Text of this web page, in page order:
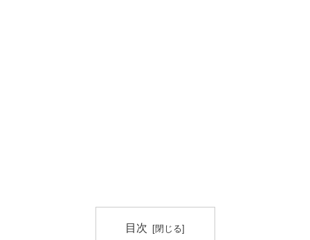
目次